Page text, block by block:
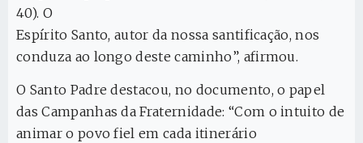
40). O
Espírito Santo, autor da nossa santificação, nos
conduza ao longo deste caminho”, afirmou.
O Santo Padre destacou, no documento, o papel
das Campanhas da Fraternidade: “Com o intuito de
animar o povo fiel em cada itinerário